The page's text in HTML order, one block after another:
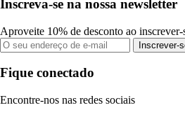
Inscreva-se na nossa newsletter
Aproveite 10% de desconto ao inscrever-
Inscrever-
Fique conectado
Encontre-nos nas redes sociais